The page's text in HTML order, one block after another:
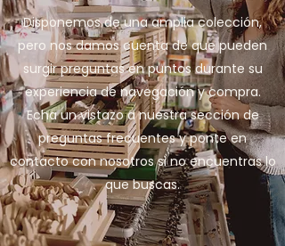
Disponemos de una amplia colección,
pero nos damos cuenta de que pueden
surgir preguntas en puntos durante su
experiencia de navegación y compra.
Echa un vistazo a nuestra sección de
preguntas frecuentes y ponte en
contacto con nosotros si no encuentras lo
que buscas.